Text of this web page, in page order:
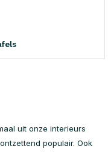
uit onze interieurs
populair. Ook